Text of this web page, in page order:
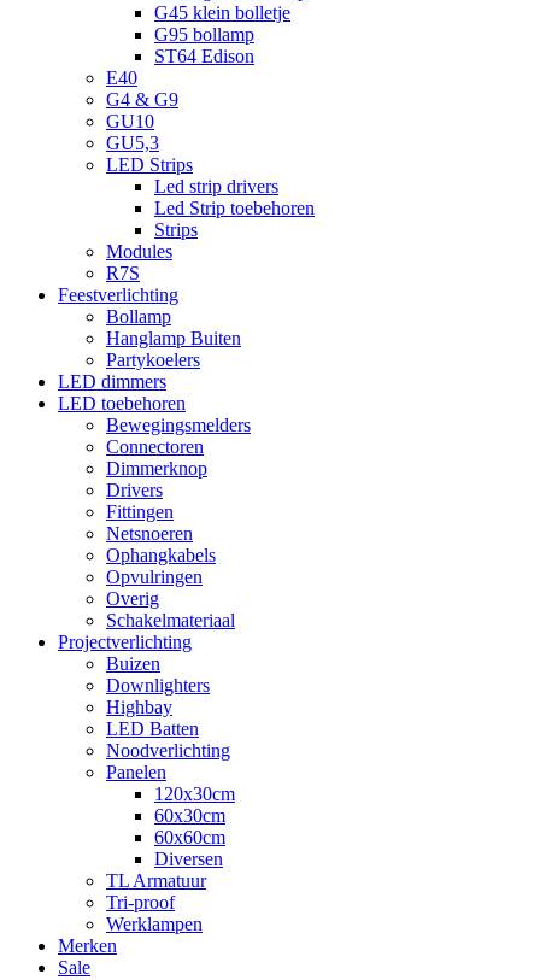
G45 klein bolletje
G95 bollamp
ST64 Edison
E40
G4 & G9
GU10
GU5,3
LED Strips
Led strip drivers
Led Strip toebehoren
Strips
Modules
R7S
Feestverlichting
Bollamp
Hanglamp Buiten
Partykoelers
LED dimmers
LED toebehoren
Bewegingsmelders
Connectoren
Dimmerknop
Drivers
Fittingen
Netsnoeren
Ophangkabels
Opvulringen
Overig
Schakelmateriaal
Projectverlichting
Buizen
Downlighters
Highbay
LED Batten
Noodverlichting
Panelen
120x30cm
60x30cm
60x60cm
Diversen
TL Armatuur
Tri-proof
Werklampen
Merken
Sale